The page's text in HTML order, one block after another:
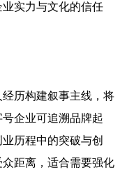
实力与文化的信任
历构建叙事主线，将
企业可追溯品牌起
历程中的突破与创
距离，适合需要强化